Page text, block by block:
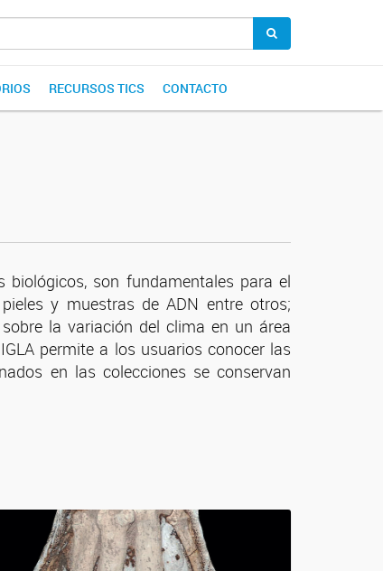
RECURSOS TICS CONTACTO
son fundamentales para el
y muestras de ADN entre otros;
la variación del clima en un área
permite a los usuarios conocer las
en las colecciones se conservan